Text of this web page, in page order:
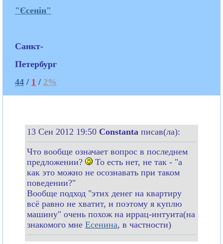
"Єсенін"
Санкт-
Петербург
44 / 1 / 2%
13 Сен 2012 19:50 Constanta писав(ла):
Что вообще означает вопрос в последнем
предложении?
То есть нет, не так - "а
как это можно не осознавать при таком
поведении?"
Вообще подход "этих денег на квартиру
всё равно не хватит, и поэтому я куплю
машину" очень похож на иррац-интуита(на
знакомого мне Есенина, в частности)